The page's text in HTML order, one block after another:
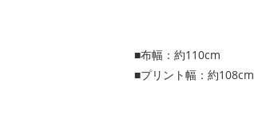
■布幅：約110cm
■プリント幅：約108cm